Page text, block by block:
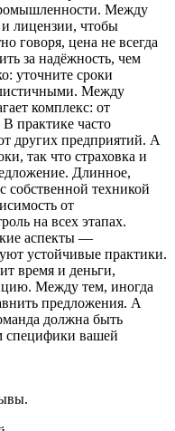
Между
лицензии, чтобы
говоря, цена не всегда
за надёжность, чем
уточните сроки
Между
комплекс: от
практике часто
других предприятий. А
так что страховка и
Длинное,
собственной техникой
от
на всех этапах.
аспекты —
устойчивые практики.
время и деньги,
Между тем, иногда
предложения. А
должна быть
специфики вашей